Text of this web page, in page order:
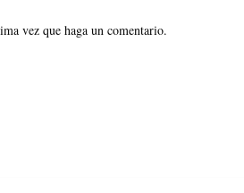
vez que haga un comentario.